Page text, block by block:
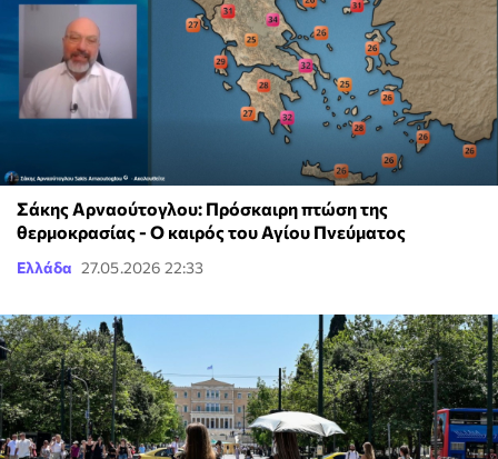
Σάκης Αρναούτογλου: Πρόσκαιρη πτώση της
θερμοκρασίας - Ο καιρός του Αγίου Πνεύματος
Ελλάδα 27.05.2026 22:33